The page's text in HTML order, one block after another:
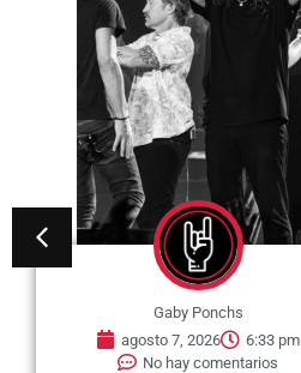
Gaby Ponchs
agosto 7, 2026
6:33 pm
No hay comentarios